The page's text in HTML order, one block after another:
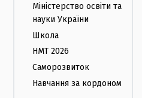
Міністерство освіти та
науки України
Школа
НМТ 2026
Саморозвиток
Навчання за кордоном